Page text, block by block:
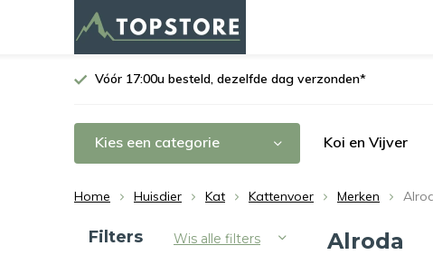
Vóór 17:00u besteld, dezelfde dag verzonden*
Kies een categorie Koi en Vijver
Home Huisdier Kat Kattenvoer Merken
Alroda
Sorteren op:
Filters Wis alle filters